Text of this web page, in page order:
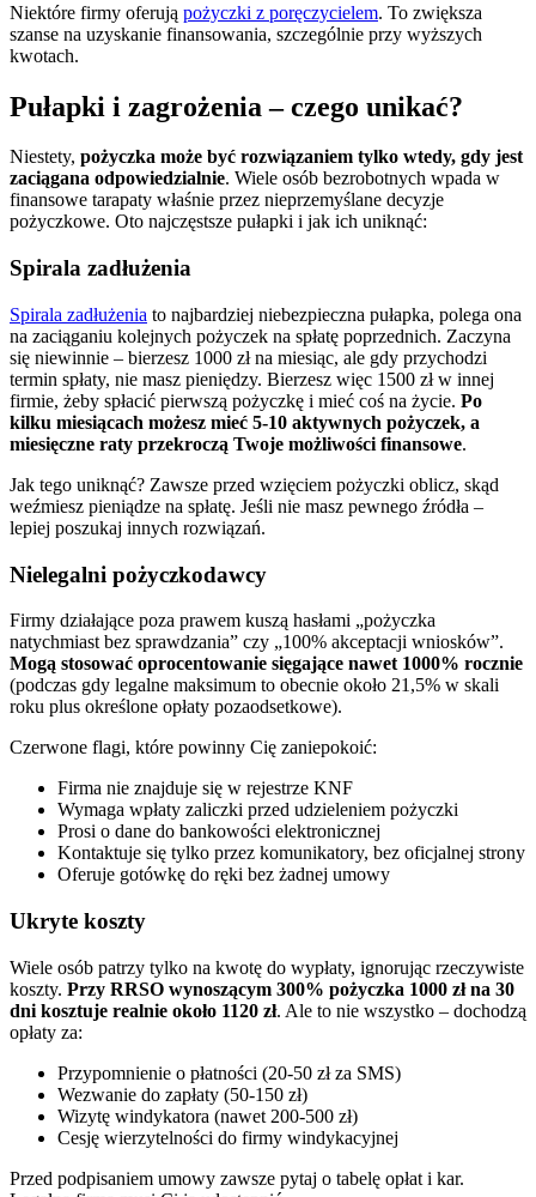
Niektóre firmy oferują pożyczki z poręczycielem. To zwiększa
szanse na uzyskanie finansowania, szczególnie przy wyższych
kwotach.
Pułapki i zagrożenia – czego unikać?
Niestety, pożyczka może być rozwiązaniem tylko wtedy, gdy jest
zaciągana odpowiedzialnie. Wiele osób bezrobotnych wpada w
finansowe tarapaty właśnie przez nieprzemyślane decyzje
pożyczkowe. Oto najczęstsze pułapki i jak ich uniknąć:
Spirala zadłużenia
Spirala zadłużenia to najbardziej niebezpieczna pułapka, polega ona
na zaciąganiu kolejnych pożyczek na spłatę poprzednich. Zaczyna
się niewinnie – bierzesz 1000 zł na miesiąc, ale gdy przychodzi
termin spłaty, nie masz pieniędzy. Bierzesz więc 1500 zł w innej
firmie, żeby spłacić pierwszą pożyczkę i mieć coś na życie. Po
kilku miesiącach możesz mieć 5-10 aktywnych pożyczek, a
miesięczne raty przekroczą Twoje możliwości finansowe.
Jak tego uniknąć? Zawsze przed wzięciem pożyczki oblicz, skąd
weźmiesz pieniądze na spłatę. Jeśli nie masz pewnego źródła –
lepiej poszukaj innych rozwiązań.
Nielegalni pożyczkodawcy
Firmy działające poza prawem kuszą hasłami „pożyczka
natychmiast bez sprawdzania” czy „100% akceptacji wniosków”.
Mogą stosować oprocentowanie sięgające nawet 1000% rocznie
(podczas gdy legalne maksimum to obecnie około 21,5% w skali
roku plus określone opłaty pozaodsetkowe).
Czerwone flagi, które powinny Cię zaniepokoić:
Firma nie znajduje się w rejestrze KNF
Wymaga wpłaty zaliczki przed udzieleniem pożyczki
Prosi o dane do bankowości elektronicznej
Kontaktuje się tylko przez komunikatory, bez oficjalnej strony
Oferuje gotówkę do ręki bez żadnej umowy
Ukryte koszty
Wiele osób patrzy tylko na kwotę do wypłaty, ignorując rzeczywiste
koszty. Przy RRSO wynoszącym 300% pożyczka 1000 zł na 30
dni kosztuje realnie około 1120 zł. Ale to nie wszystko – dochodzą
opłaty za:
Przypomnienie o płatności (20-50 zł za SMS)
Wezwanie do zapłaty (50-150 zł)
Wizytę windykatora (nawet 200-500 zł)
Cesję wierzytelności do firmy windykacyjnej
Przed podpisaniem umowy zawsze pytaj o tabelę opłat i kar.